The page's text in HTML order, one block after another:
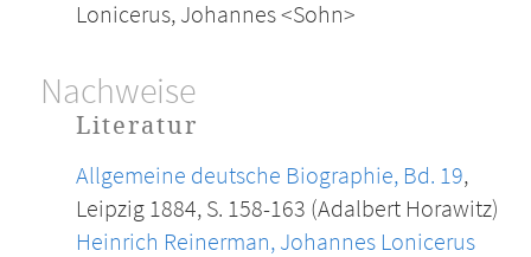
Lonicerus, Johannes <Sohn>
Nachweise
Literatur
Allgemeine deutsche Biographie, Bd. 19,
Leipzig 1884, S. 158-163 (Adalbert Horawitz)
Heinrich Reinerman, Johannes Lonicerus